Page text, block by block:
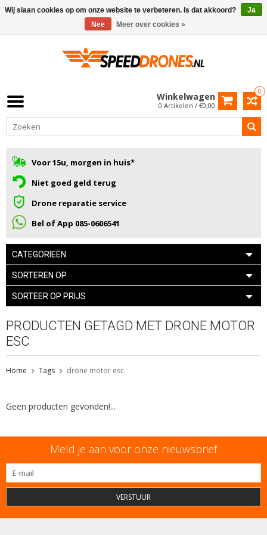
0
Winkelwagen
0 Artikelen / €0,00
Voor 15u, morgen in huis*
Niet goed geld terug
Drone reparatie service
Bel of App 085-0606541
CATEGORIEËN
SORTEREN OP
SORTEER OP PRIJS
PRODUCTEN GETAGD MET DRONE MOTOR
ESC
Home Tags drone motor esc
Geen producten gevonden!...
Meld je aan voor onze nieuwsbrief
VERSTUUR
Wij slaan cookies op om onze website te verbeteren. Is dat akkoord?
Ja
Nee
Meer over cookies »